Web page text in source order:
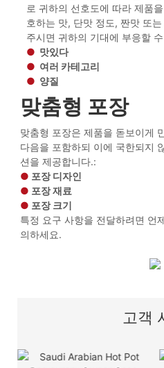
로 귀하의 선호도에 따라 제품
호하는 맛, 단맛 정도, 짠맛 또
주시면 귀하의 기대에 부응할
● 맛있다
● 여러 카테고리
● 양질
맞춤형 포장
맞춤형 포장은 제품을 돋보이게
다음을 포함하되 이에 국한되지
션을 제공합니다.:
● 포장 디자인
● 포장 재료
● 포장 크기
특정 요구 사항을 전달하려면 언
의하세요.
고객